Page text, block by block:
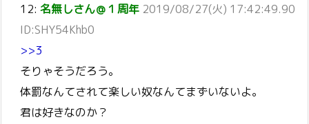
12: 名無しさん＠１周年 2019/08/27(火) 17:42:49.90
ID:SHY54Khb0
>>3
そりゃそうだろう。
体罰なんてされて楽しい奴なんてまずいないよ。
君は好きなのか？